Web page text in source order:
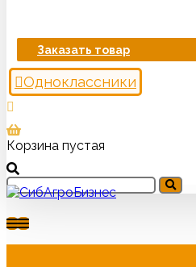
Заказать товар
Одноклассники
Корзина пустая